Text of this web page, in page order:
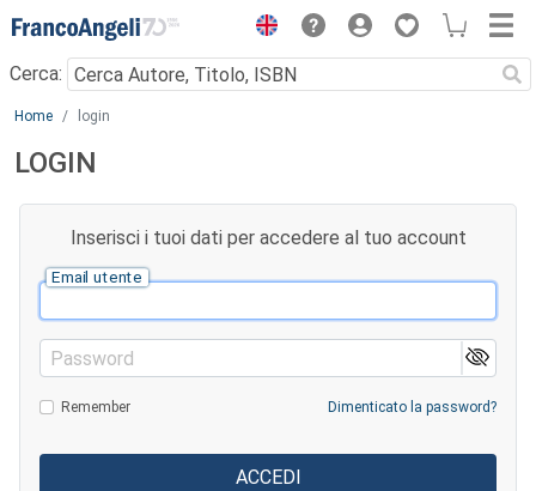
Menu
Cerca:
Main content
Home login
LOGIN
Inserisci i tuoi dati per accedere al tuo account
Email utente
Password
Remember Dimenticato la password?